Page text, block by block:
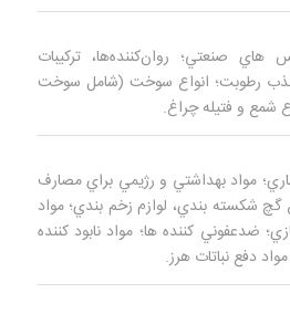
هاي صنعتي؛ روان‌كننده‌ها، تركيبات
رطوبت؛ انواع سوخت (شامل سوخت
شمع و فتيله چراغ.
مواد بهداشتي و رژيمي براي مصارف
گچ شكسته‌ بندي، لوازم زخم‌ بندي؛ مواد
ضدعفوني كننده‌ ها؛ مواد نابود كننده
دفع نباتات هرز.